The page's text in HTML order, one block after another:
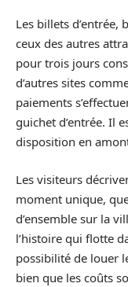
Les billets
ceux des autres
pour trois jours
d’autres sites
paiements
guichet d’entrée. Il
disposition en
Les visiteurs
moment unique,
d’ensemble sur la
l’histoire qui flotte
possibilité de louer
bien que les coûts